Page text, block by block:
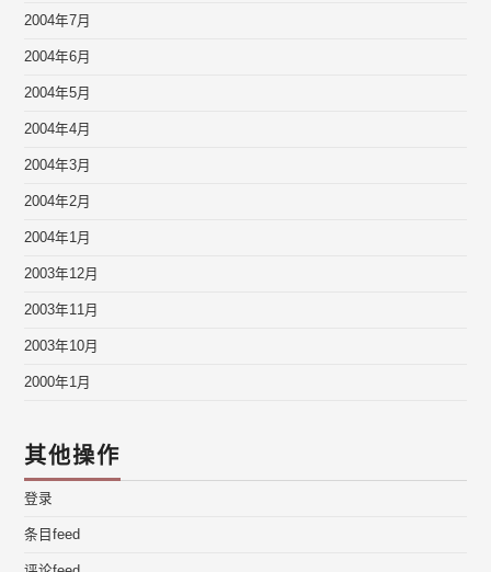
2004年7月
2004年6月
2004年5月
2004年4月
2004年3月
2004年2月
2004年1月
2003年12月
2003年11月
2003年10月
2000年1月
其他操作
登录
条目feed